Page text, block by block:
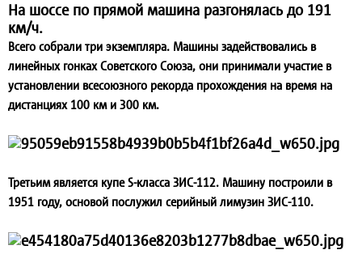
На шоссе по прямой машина разгонялась до 191
км/ч.
Всего собрали три экземпляра. Машины задействовались в
линейных гонках Советского Союза, они принимали участие в
установлении всесоюзного рекорда прохождения на время на
дистанциях 100 км и 300 км.
Третьим является купе S-класса ЗИС-112. Машину построили в
1951 году, основой послужил серийный лимузин ЗИС-110.